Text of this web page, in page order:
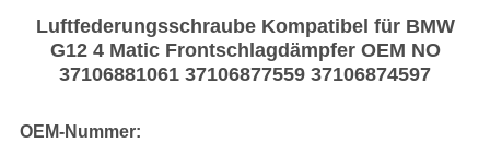
Luftfederungsschraube Kompatibel für BMW
G12 4 Matic Frontschlagdämpfer OEM NO
37106881061 37106877559 37106874597
OEM-Nummer: